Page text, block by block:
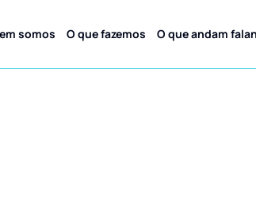
somos O que fazemos O que andam